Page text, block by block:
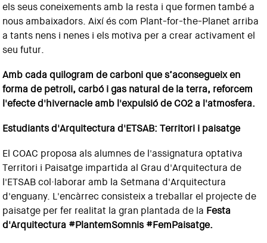
els seus coneixements amb la resta i que formen també a
nous ambaixadors. Així és com Plant-for-the-Planet arriba
a tants nens i nenes i els motiva per a crear activament el
seu futur.
Amb cada quilogram de carboni que s’aconsegueix en
forma de petroli, carbó i gas natural de la terra, reforcem
l'efecte d'hivernacle amb l'expulsió de CO2 a l'atmosfera.
Estudiants d'Arquitectura d'ETSAB: Territori i paisatge
El COAC proposa als alumnes de l'assignatura optativa
Territori i Paisatge impartida al Grau d'Arquitectura de
l'ETSAB col·laborar amb la Setmana d'Arquitectura
d'enguany. L'encàrrec consisteix a treballar el projecte de
paisatge per fer realitat la gran plantada de la Festa
d'Arquitectura #PlantemSomnis #FemPaisatge.